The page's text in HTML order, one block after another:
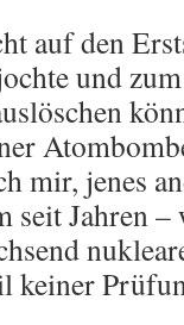
auf den
und
mir, jenes
seit Jahren –
keiner